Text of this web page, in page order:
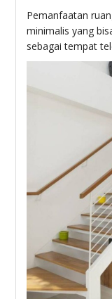
Pemanfaatan
minimalis yang
sebagai tempat